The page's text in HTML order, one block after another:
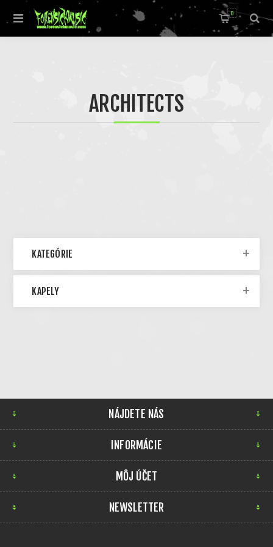
0
ARCHITECTS
KATEGÓRIE
KAPELY
NÁJDETE NÁS
INFORMÁCIE
MÔJ ÚČET
NEWSLETTER